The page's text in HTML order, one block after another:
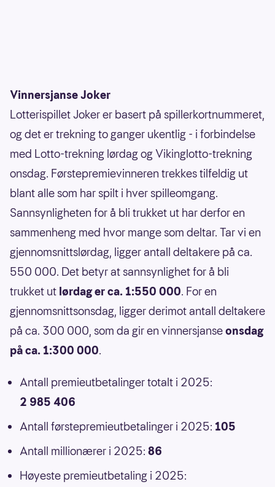
Vinnersjanse Joker
Lotterispillet Joker er basert på spillerkortnummeret,
og det er trekning to ganger ukentlig - i forbindelse
med Lotto-trekning lørdag og Vikinglotto-trekning
onsdag. Førstepremievinneren trekkes tilfeldig ut
blant alle som har spilt i hver spilleomgang.
Sannsynligheten for å bli trukket ut har derfor en
sammenheng med hvor mange som deltar. Tar vi en
gjennomsnittslørdag, ligger antall deltakere på ca.
550 000. Det betyr at sannsynlighet for å bli
trukket ut lørdag er ca. 1:550 000. For en
gjennomsnittsonsdag, ligger derimot antall deltakere
på ca. 300 000, som da gir en vinnersjanseonsdag
på ca. 1:300 000.
Antall premieutbetalinger totalt i 2025:
2 985 406
Antall førstepremieutbetalinger i 2025: 105
Antall millionærer i 2025: 86
Høyeste premieutbetaling i 2025: